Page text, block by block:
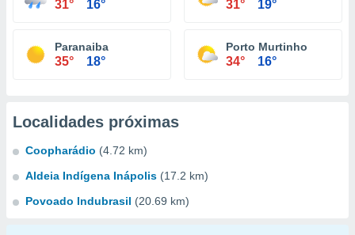
31° 16° 31° 19°
Paranaiba
35° 18°
Porto Murtinho
34° 16°
Localidades próximas
Coopharádio (4.72 km)
Aldeia Indígena Inápolis (17.2 km)
Povoado Indubrasil (20.69 km)